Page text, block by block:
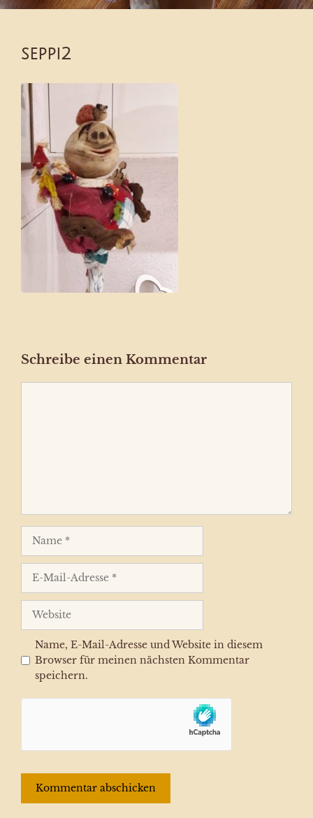
seppi2
Schreibe einen Kommentar
Mail-
Adresse
Website
Name, E-Mail-Adresse und Website in diesem
Browser für meinen nächsten Kommentar
speichern.